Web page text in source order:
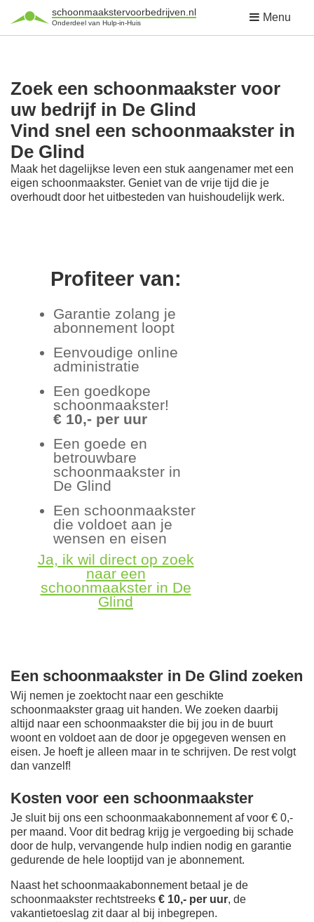
schoonmaakstervoorbedrijven.nl
Onderdeel van Hulp-in-Huis Menu
Zoek een schoonmaakster voor
uw bedrijf in De Glind
Vind snel een schoonmaakster in
De Glind
Maak het dagelijkse leven een stuk aangenamer met een
eigen schoonmaakster. Geniet van de vrije tijd die je
overhoudt door het uitbesteden van huishoudelijk werk.
Profiteer van:
Garantie zolang je
abonnement loopt
Eenvoudige online
administratie
Een goedkope
schoonmaakster!
€ 10,- per uur
Een goede en
betrouwbare
schoonmaakster in
De Glind
Een schoonmaakster
die voldoet aan je
wensen en eisen
Ja, ik wil direct op zoek
naar een
schoonmaakster in De
Glind
Een schoonmaakster in De Glind zoeken
Wij nemen je zoektocht naar een geschikte
schoonmaakster graag uit handen. We zoeken daarbij
altijd naar een schoonmaakster die bij jou in de buurt
woont en voldoet aan de door je opgegeven wensen en
eisen. Je hoeft je alleen maar in te schrijven. De rest volgt
dan vanzelf!
Kosten voor een schoonmaakster
Je sluit bij ons een schoonmaakabonnement af voor € 0,-
per maand. Voor dit bedrag krijg je vergoeding bij schade
door de hulp, vervangende hulp indien nodig en garantie
gedurende de hele looptijd van je abonnement.
Naast het schoonmaakabonnement betaal je de
schoonmaakster rechtstreeks € 10,- per uur, de
vakantietoeslag zit daar al bij inbegrepen.